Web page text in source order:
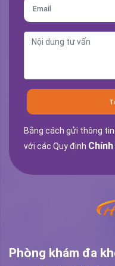
Bằng cách gửi thông
với các Quy định
Phòng khám đa